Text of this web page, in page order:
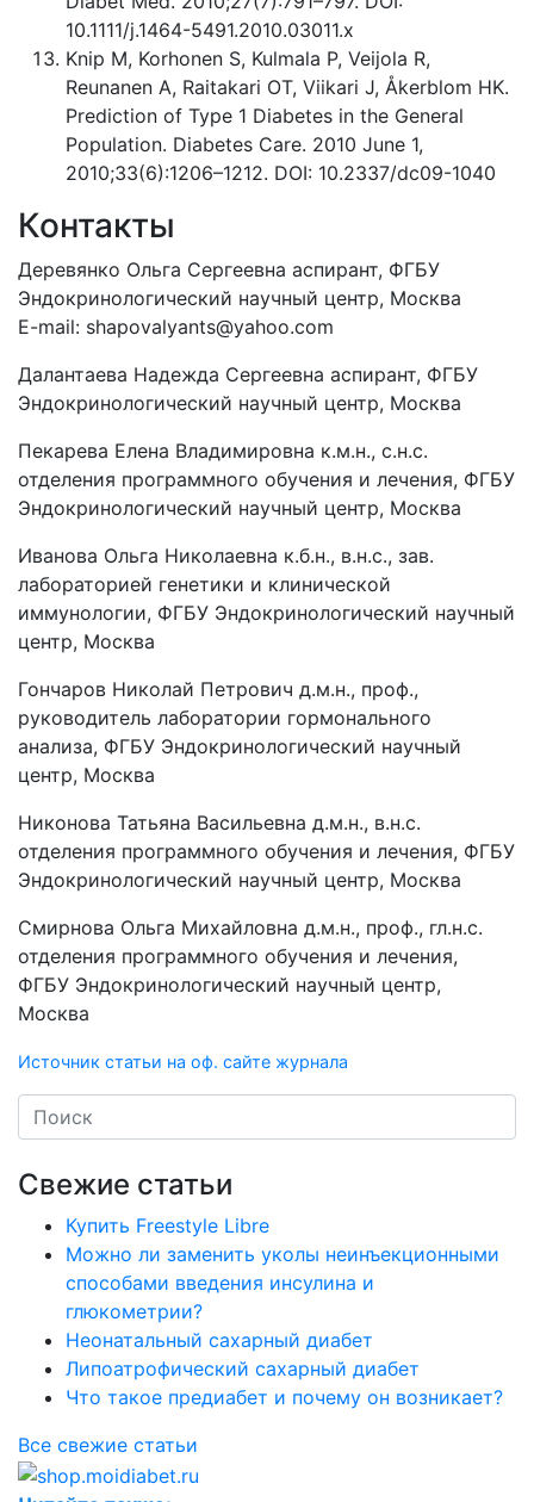
10.1111/j.1464-5491.2010.03011.x
Knip M, Korhonen S, Kulmala P, Veijola R,
Reunanen A, Raitakari OT, Viikari J, Åkerblom HK.
Prediction of Type 1 Diabetes in the General
Population. Diabetes Care. 2010 June 1,
2010;33(6):1206–1212. DOI: 10.2337/dc09-1040
Контакты
Деревянко Ольга Сергеевна аспирант, ФГБУ
Эндокринологический научный центр, Москва
E-mail: shapovalyants@yahoo.com
Далантаева Надежда Сергеевна аспирант, ФГБУ
Эндокринологический научный центр, Москва
Пекарева Елена Владимировна к.м.н., с.н.с.
отделения программного обучения и лечения, ФГБУ
Эндокринологический научный центр, Москва
Иванова Ольга Николаевна к.б.н., в.н.с., зав.
лабораторией генетики и клинической
иммунологии, ФГБУ Эндокринологический научный
центр, Москва
Гончаров Николай Петрович д.м.н., проф.,
руководитель лаборатории гормонального
анализа, ФГБУ Эндокринологический научный
центр, Москва
Никонова Татьяна Васильевна д.м.н., в.н.с.
отделения программного обучения и лечения, ФГБУ
Эндокринологический научный центр, Москва
Смирнова Ольга Михайловна д.м.н., проф., гл.н.с.
отделения программного обучения и лечения,
ФГБУ Эндокринологический научный центр,
Москва
Источник статьи на оф. сайте журнала
Свежие статьи
Купить Freestyle Libre
Можно ли заменить уколы неинъекционными
способами введения инсулина и
глюкометрии?
Неонатальный сахарный диабет
Липоатрофический сахарный диабет
Что такое предиабет и почему он возникает?
Все свежие статьи